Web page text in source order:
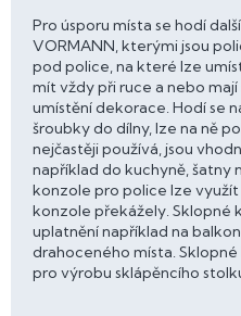
Pro úsporu místa se hodí
VORMANN, kterými jsou
pod police, na které lze
mít vždy při ruce a nebo
umístění dekorace. Hodí se
šroubky do dílny, lze na ně
nejčastěji používá, jsou
například do kuchyně, šatny
konzole pro police lze
konzole překážely. Sklopné
uplatnění například na
drahoceného místa.
pro výrobu sklápěncího